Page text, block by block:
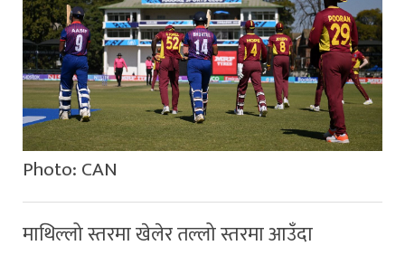
Photo: CAN
माथिल्लो स्तरमा खेलेर तल्लो स्तरमा आउँदा